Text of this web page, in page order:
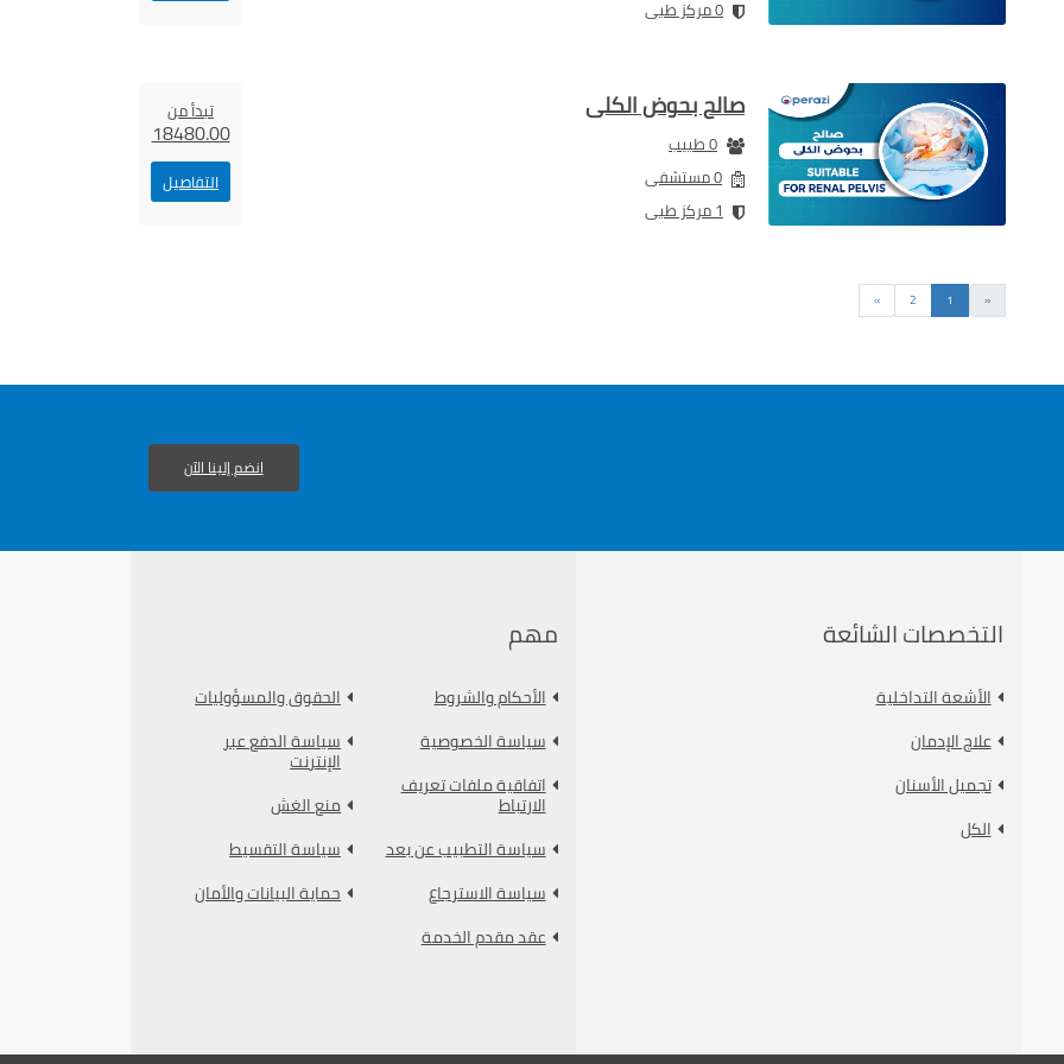
0 مركز طبى
صالح بحوض الكلى
0 طبيب
0 مستشفى
1 مركز طبى
تبدأ من
18480.00
التفاصيل
«السابق 1
2
»التالى
انضم إلينا الآن
التخصصات الشائعة
الأشعة التداخلية
علاج الإدمان
تجميل الأسنان
الكل
مهم
الأحكام والشروط
سياسة الخصوصية
اتفاقية ملفات تعريف
الارتباط
سياسة التطبيب عن بعد
سياسة الاسترجاع
عقد مقدم الخدمة
الحقوق والمسؤوليات
سياسة الدفع عبر
الإنترنت
منع الغش
سياسة التقسيط
حماية البيانات والأمان